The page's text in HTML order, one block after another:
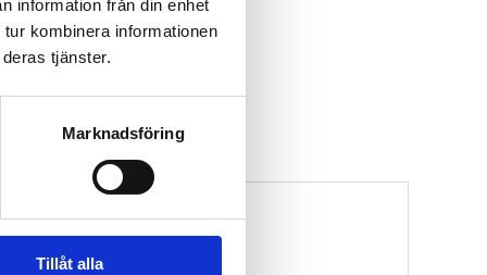
information från din enhet
kombinera informationen
tjänster.
Marknadsföring
Tillåt alla